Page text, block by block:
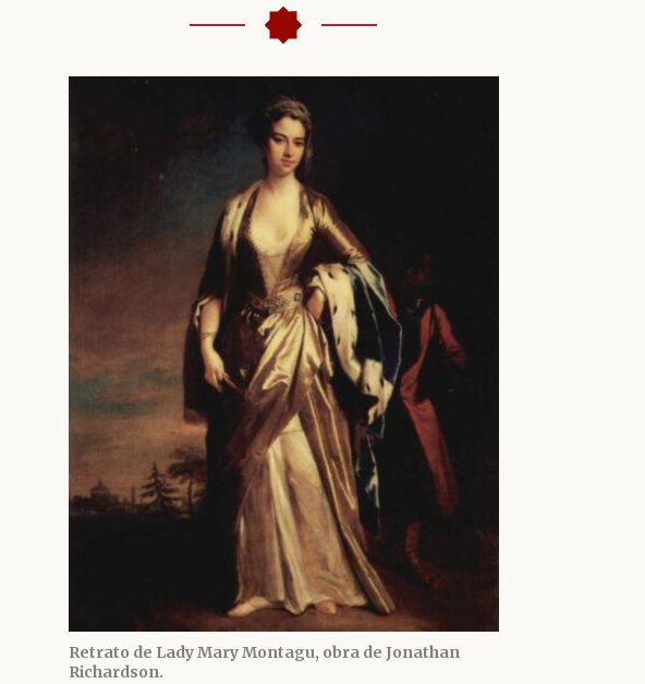
Retrato de Lady Mary Montagu, obra de Jonathan
Richardson.